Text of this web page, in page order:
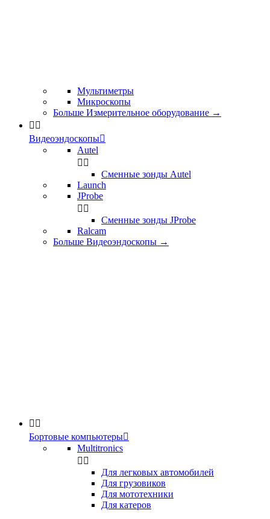
Мультиметры
Микроскопы
Больше Измерительное оборудование →
 
Видеоэндоскопы
Autel
 
Сменные зонды Autel
Launch
JProbe
 
Сменные зонды JProbe
Ralcam
Больше Видеоэндоскопы →
 
Бортовые компьютеры
Multitronics
 
Для легковых автомобилей
Для грузовиков
Для мототехники
Для катеров